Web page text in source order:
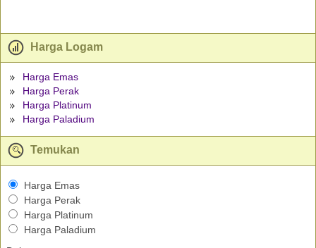
Harga Logam
Harga Emas
Harga Perak
Harga Platinum
Harga Paladium
Temukan
Harga Emas
Harga Perak
Harga Platinum
Harga Paladium